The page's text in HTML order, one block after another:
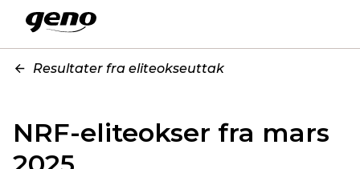
Resultater fra eliteokseuttak
NRF-eliteokser fra mars